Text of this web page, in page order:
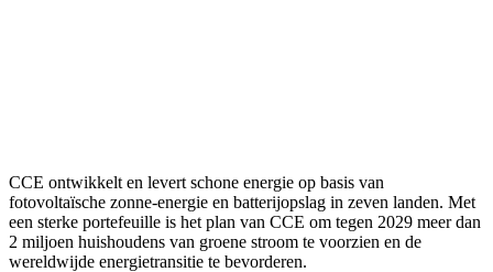
CCE ontwikkelt en levert schone energie op basis van
fotovoltaïsche zonne-energie en batterijopslag in zeven landen. Met
een sterke portefeuille is het plan van CCE om tegen 2029 meer dan
2 miljoen huishoudens van groene stroom te voorzien en de
wereldwijde energietransitie te bevorderen.